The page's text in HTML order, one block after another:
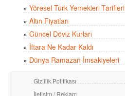
» Yöresel Türk Yemekleri Tarifleri
» Altın Fiyatları
» Güncel Döviz Kurları
» İftara Ne Kadar Kaldı
» Dünya Ramazan İmsakiyeleri
Gizlilik Politikası
İletişim / Reklam